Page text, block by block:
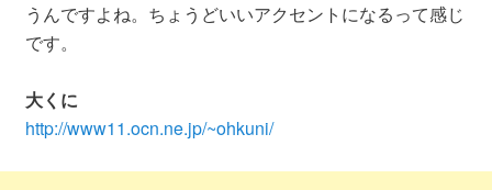
うんですよね。ちょうどいいアクセントになるって感じ
です。
大くに
http://www11.ocn.ne.jp/~ohkuni/